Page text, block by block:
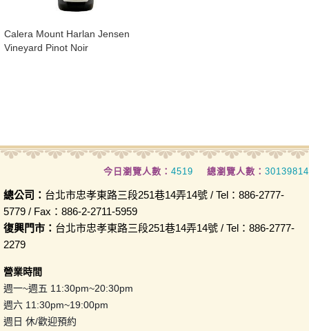
Calera Mount Harlan Jensen
Vineyard Pinot Noir
今日瀏覽人數： 4519 總瀏覽人數： 30139814
總公司： 台北市忠孝東路三段251巷14弄14號 / Tel：886-2777-
5779 / Fax：886-2-2711-5959
復興門市： 台北市忠孝東路三段251巷14弄14號 / Tel：886-2777-
2279
營業時間
週一~週五 11:30pm~20:30pm
週六 11:30pm~19:00pm
週日 休/歡迎預約